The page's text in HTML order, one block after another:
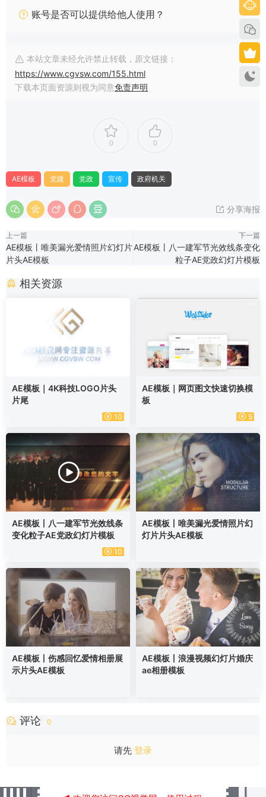
账号是否可以提供给他人使用？
本站文章未经允许禁止转载，原文链接：
https://www.cgvsw.com/155.html
下载本页面资源则视为同意免责声明
0 0
AE模板 党建 党政 宣传 政府机关
分享海报
上一篇
AE模板丨唯美漏光爱情照片幻灯片
片头AE模板
下一篇
AE模板丨八一建军节光效线条变化
粒子AE党政幻灯片模板
相关资源
AE模板｜4K科技LOGO片头
片尾
10
AE模板｜网页图文快速切换模
板
5
AE模板丨八一建军节光效线条
变化粒子AE党政幻灯片模板
10
AE模板丨唯美漏光爱情照片幻
灯片片头AE模板
AE模板丨伤感回忆爱情相册展
示片头AE模板
AE模板丨浪漫视频幻灯片婚庆
ae相册模板
评论 0
请先 登录